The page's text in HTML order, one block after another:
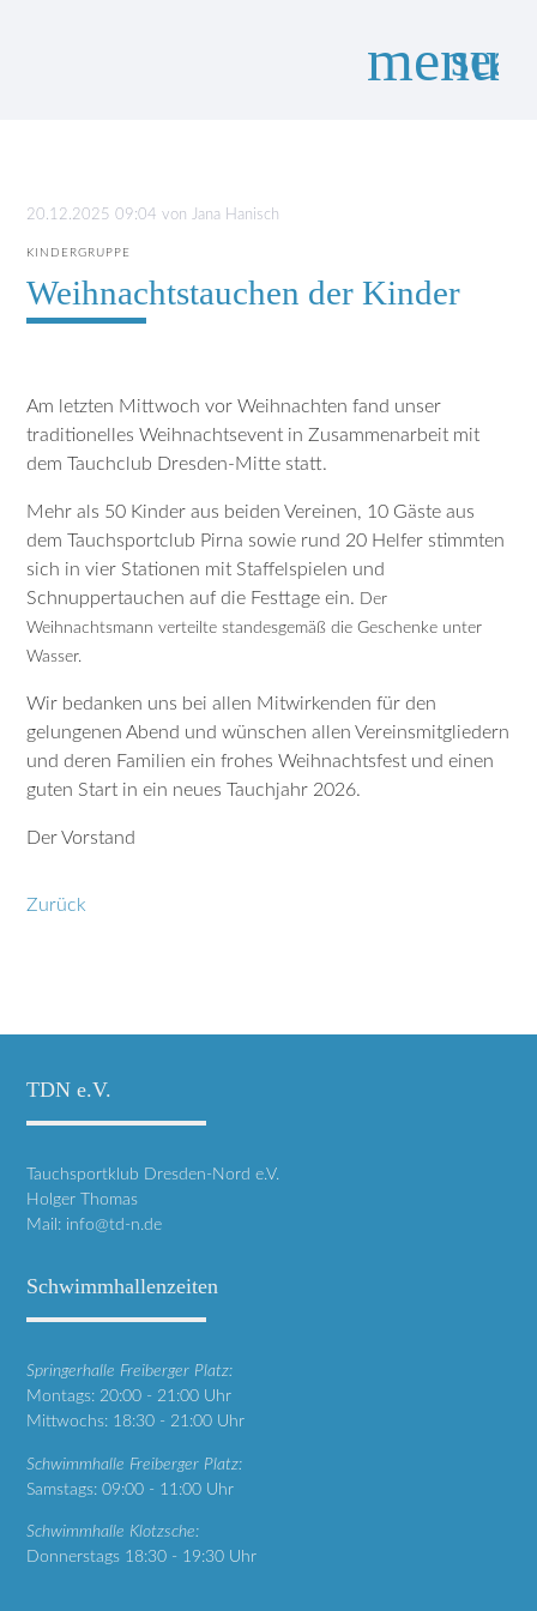
menu
20.12.2025 09:04 vonJana Hanisch
KINDERGRUPPE
Weihnachtstauchen der Kinder
Am letzten Mittwoch vor Weihnachten fand unser
traditionelles Weihnachtsevent in Zusammenarbeit mit
dem Tauchclub Dresden-Mitte statt.
Mehr als 50 Kinder aus beiden Vereinen, 10 Gäste aus
dem Tauchsportclub Pirna sowie rund 20 Helfer stimmten
sich in vier Stationen mit Staffelspielen und
Schnuppertauchen auf die Festtage ein. Der
Weihnachtsmann verteilte standesgemäß die Geschenke unter
Wasser.
Wir bedanken uns bei allen Mitwirkenden für den
gelungenen Abend und wünschen allen Vereinsmitgliedern
und deren Familien ein frohes Weihnachtsfest und einen
guten Start in ein neues Tauchjahr 2026.
Der Vorstand
Zurück
TDN e.V.
Tauchsportklub Dresden-Nord e.V.
Holger Thomas
Mail: info@td-n.de
Schwimmhallenzeiten
Springerhalle Freiberger Platz:
Montags: 20:00 - 21:00 Uhr
Mittwochs: 18:30 - 21:00 Uhr
Schwimmhalle Freiberger Platz:
Samstags: 09:00 - 11:00 Uhr
Schwimmhalle Klotzsche:
Donnerstags 18:30 - 19:30 Uhr